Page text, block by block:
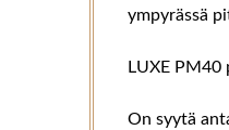
ympyrässä
LUXE PM40
On syytä